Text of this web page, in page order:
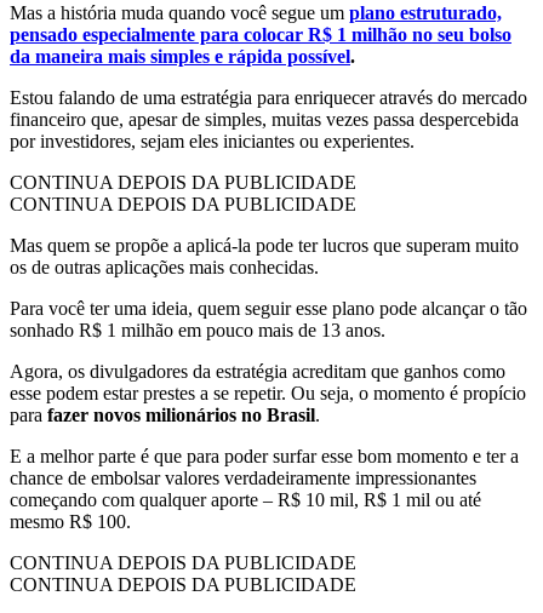
Mas a história muda quando você segue um plano estruturado,
pensado especialmente para colocar R$ 1 milhão no seu bolso
da maneira mais simples e rápida possível.
Estou falando de uma estratégia para enriquecer através do mercado
financeiro que, apesar de simples, muitas vezes passa despercebida
por investidores, sejam eles iniciantes ou experientes.
CONTINUA DEPOIS DA PUBLICIDADE
CONTINUA DEPOIS DA PUBLICIDADE
Mas quem se propõe a aplicá-la pode ter lucros que superam muito
os de outras aplicações mais conhecidas.
Para você ter uma ideia, quem seguir esse plano pode alcançar o tão
sonhado R$ 1 milhão em pouco mais de 13 anos.
Agora, os divulgadores da estratégia acreditam que ganhos como
esse podem estar prestes a se repetir. Ou seja, o momento é propício
para fazer novos milionários no Brasil.
E a melhor parte é que para poder surfar esse bom momento e ter a
chance de embolsar valores verdadeiramente impressionantes
começando com qualquer aporte – R$ 10 mil, R$ 1 mil ou até
mesmo R$ 100.
CONTINUA DEPOIS DA PUBLICIDADE
CONTINUA DEPOIS DA PUBLICIDADE